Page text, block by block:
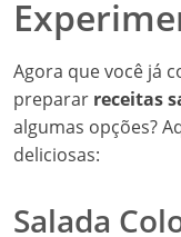
Agora que você já
preparar receitas
algumas opções?
deliciosas:
Salada